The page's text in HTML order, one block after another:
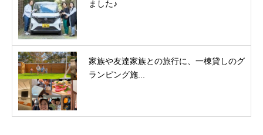
ました♪
家族や友達家族との旅行に、一棟貸しのグ
ランピング施...